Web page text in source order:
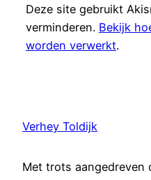
Deze site gebruikt
verminderen. Bekijk
worden verwerkt.
Verhey Toldijk
Met trots aangedreven